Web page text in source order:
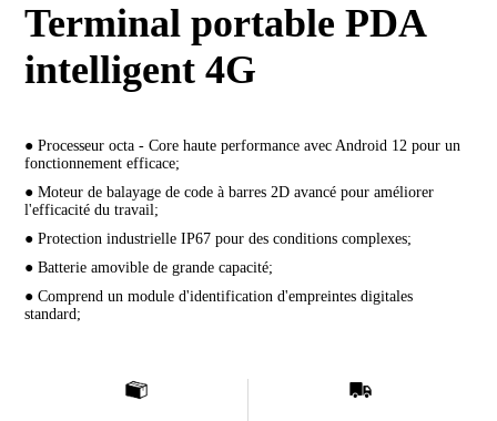
Terminal portable PDA
intelligent 4G
● Processeur octa - Core haute performance avec Android 12 pour un
fonctionnement efficace;
● Moteur de balayage de code à barres 2D avancé pour améliorer
l'efficacité du travail;
● Protection industrielle IP67 pour des conditions complexes;
● Batterie amovible de grande capacité;
● Comprend un module d'identification d'empreintes digitales
standard;